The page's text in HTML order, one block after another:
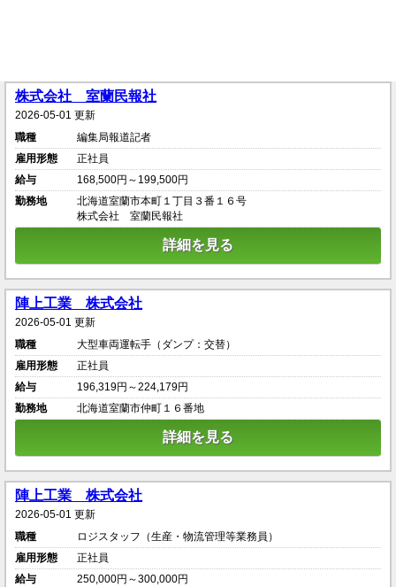
株式会社 室蘭民報社
2026-05-01 更新
職種
編集局報道記者
雇用形態
正社員
給与
168,500円～199,500円
勤務地
北海道室蘭市本町１丁目３番１６号
株式会社 室蘭民報社
詳細を見る
陣上工業 株式会社
2026-05-01 更新
職種
大型車両運転手（ダンプ：交替）
雇用形態
正社員
給与
196,319円～224,179円
勤務地
北海道室蘭市仲町１６番地
詳細を見る
陣上工業 株式会社
2026-05-01 更新
職種
ロジスタッフ（生産・物流管理等業務員）
雇用形態
正社員
給与
250,000円～300,000円